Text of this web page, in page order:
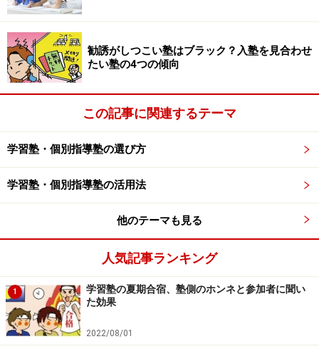
が大切です。中学受験は厳しい世界。情報を正しく使
い、お子さんに合った塾選びをして、「中学受験をして
よかった」と思えるような結末を迎えられるよう、塾選
びはしっかりとおこなってください。
大手塾／小規模塾と個別指導塾／家庭教師
の併用は？
お薦めできない塾選びのパターン
があります。
それは大手塾（または小規模塾）に通いながら、個別指
導塾（または家庭教師）を併用するパターンです。
併用するパターンは大きく分けて2つあります。
■1つめは、「
利用する」というものです。一見「あり」かとも思える
勧誘がしつこい塾はブラック？入塾を見合わせ
たい塾の4つの傾向
この記事に関連するテーマ
学習塾・個別指導塾の選び方
学習塾・個別指導塾の活用法
他のテーマも見る
人気記事ランキング
1
学習塾の夏期合宿、塾側のホンネと参加者に聞い
た効果
2022/08/01